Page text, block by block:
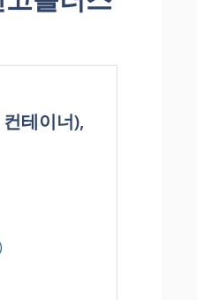
테이너),